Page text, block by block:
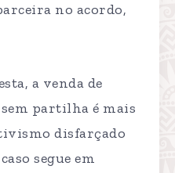
no acordo,
a venda de
partilha é mais
disfarçado
segue em